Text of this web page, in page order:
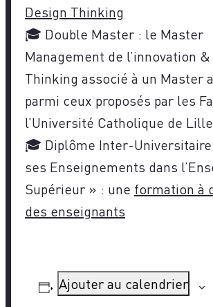
Design Thinking
🎓 Double Master : le Master
Management de l’innovation
Thinking associé à un Master
parmi ceux proposés par les
l’Université Catholique de Lille
🎓 Diplôme Inter-
ses Enseignements dans
Supérieur » : une formation à
des enseignants
Ajouter au calendrier